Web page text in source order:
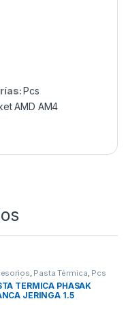
Pcs
AMD AM4
, Pasta Térmica, Pcs
TERMICA PHASAK
JERINGA 1.5